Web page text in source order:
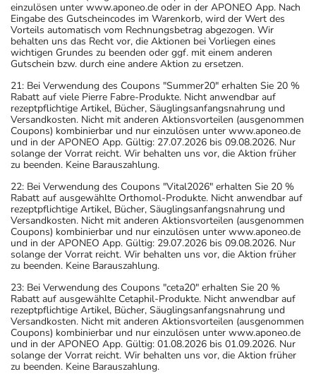
einzulösen unter www.aponeo.de oder in der APONEO App. Nach
Eingabe des Gutscheincodes im Warenkorb, wird der Wert des
Vorteils automatisch vom Rechnungsbetrag abgezogen. Wir
behalten uns das Recht vor, die Aktionen bei Vorliegen eines
wichtigen Grundes zu beenden oder ggf. mit einem anderen
Gutschein bzw. durch eine andere Aktion zu ersetzen.
21: Bei Verwendung des Coupons "Summer20" erhalten Sie 20 %
Rabatt auf viele Pierre Fabre-Produkte. Nicht anwendbar auf
rezeptpflichtige Artikel, Bücher, Säuglingsanfangsnahrung und
Versandkosten. Nicht mit anderen Aktionsvorteilen (ausgenommen
Coupons) kombinierbar und nur einzulösen unter www.aponeo.de
und in der APONEO App. Gültig: 27.07.2026 bis 09.08.2026. Nur
solange der Vorrat reicht. Wir behalten uns vor, die Aktion früher
zu beenden. Keine Barauszahlung.
22: Bei Verwendung des Coupons "Vital2026" erhalten Sie 20 %
Rabatt auf ausgewählte Orthomol-Produkte. Nicht anwendbar auf
rezeptpflichtige Artikel, Bücher, Säuglingsanfangsnahrung und
Versandkosten. Nicht mit anderen Aktionsvorteilen (ausgenommen
Coupons) kombinierbar und nur einzulösen unter www.aponeo.de
und in der APONEO App. Gültig: 29.07.2026 bis 09.08.2026. Nur
solange der Vorrat reicht. Wir behalten uns vor, die Aktion früher
zu beenden. Keine Barauszahlung.
23: Bei Verwendung des Coupons "ceta20" erhalten Sie 20 %
Rabatt auf ausgewählte Cetaphil-Produkte. Nicht anwendbar auf
rezeptpflichtige Artikel, Bücher, Säuglingsanfangsnahrung und
Versandkosten. Nicht mit anderen Aktionsvorteilen (ausgenommen
Coupons) kombinierbar und nur einzulösen unter www.aponeo.de
und in der APONEO App. Gültig: 01.08.2026 bis 01.09.2026. Nur
solange der Vorrat reicht. Wir behalten uns vor, die Aktion früher
zu beenden. Keine Barauszahlung.